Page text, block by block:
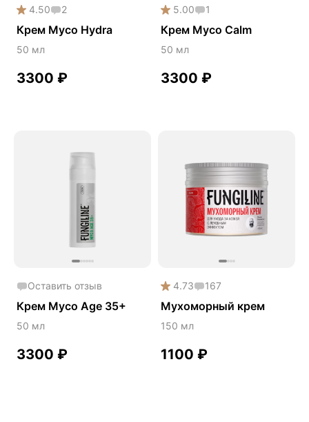
4.50 2
Крем Myco Hydra
50 мл
3300 ₽
5.00 1
Крем Myco Calm
50 мл
3300 ₽
Оставить отзыв
Крем Myco Age 35+
50 мл
3300 ₽
4.73 167
Мухоморный крем
150 мл
1100 ₽